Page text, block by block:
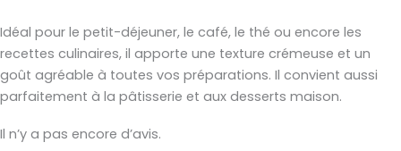
Idéal pour le petit-déjeuner, le café, le thé ou encore les
recettes culinaires, il apporte une texture crémeuse et un
goût agréable à toutes vos préparations. Il convient aussi
parfaitement à la pâtisserie et aux desserts maison.
Il n’y a pas encore d’avis.